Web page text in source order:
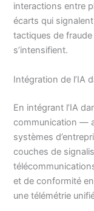
interactions entre
écarts qui
tactiques de fraude
s’intensifient.
Intégration de l’IA
En intégrant l’IA
communication —
systèmes
couches de
et de conformité
une télémétrie